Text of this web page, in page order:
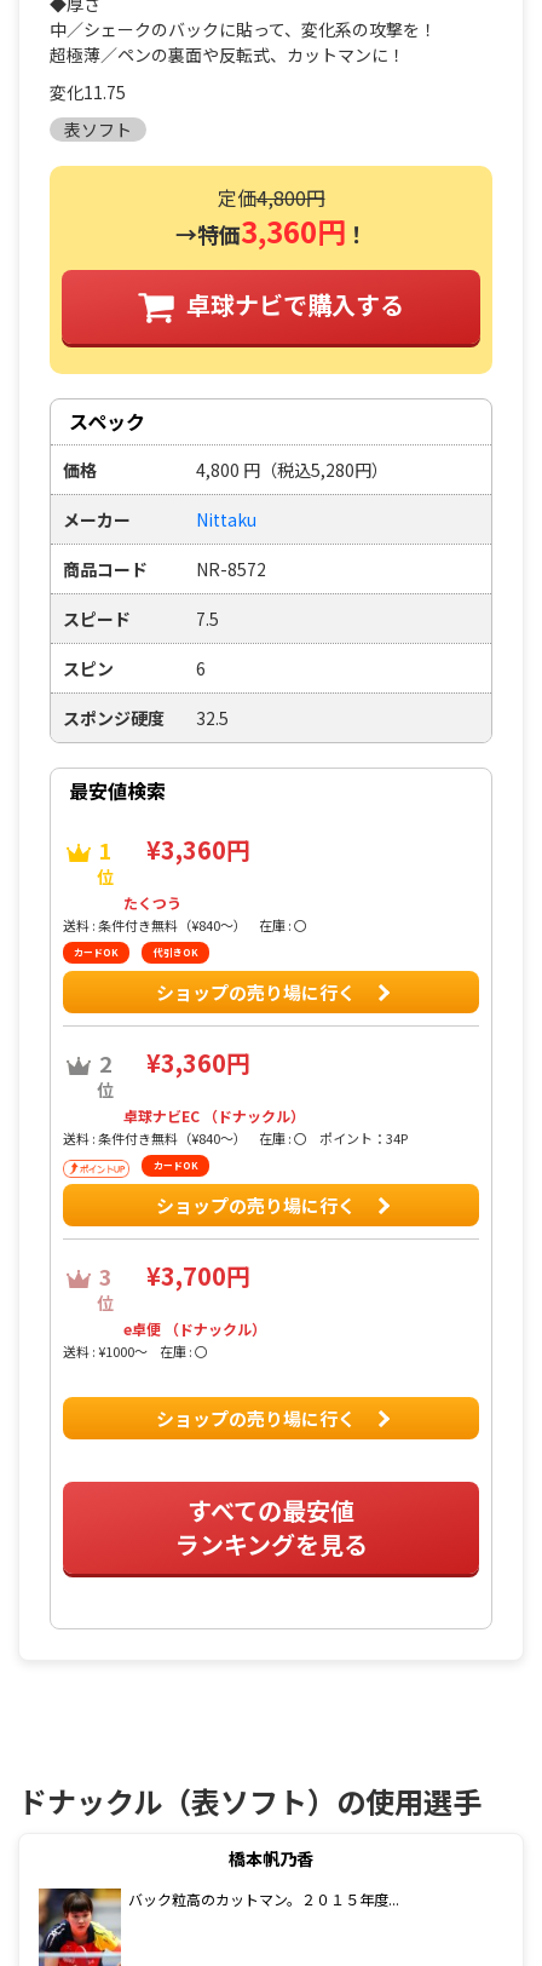
中／シェークのバックに貼って、変化系の攻撃を！
超極薄／ペンの裏面や反転式、カットマンに！
変化11.75
表ソフト
定価4,800円
→特価3,360円 ！
卓球ナビで購入する
スペック
価格 4,800 円 （税込5,280円）
メーカー Nittaku
商品コード NR-8572
スピード 7.5
スピン 6
スポンジ硬度 32.5
最安値検索
1
位
¥3,360円
たくつう
送料 : 条件付き無料（¥840〜） 在庫 : 〇
カードOK 代引きOK
ショップの売り場に行く
2
位
¥3,360円
卓球ナビEC （ドナックル）
送料 : 条件付き無料（¥840〜） 在庫 : 〇 ポイント：34P
カードOK
ショップの売り場に行く
3
位
¥3,700円
e卓便 （ドナックル）
送料 : ¥1000〜 在庫 : 〇
ショップの売り場に行く
すべての最安値
ランキングを見る
ドナックル（表ソフト）の使用選手
橋本帆乃香
バック粒高のカットマン。２０１５年度...